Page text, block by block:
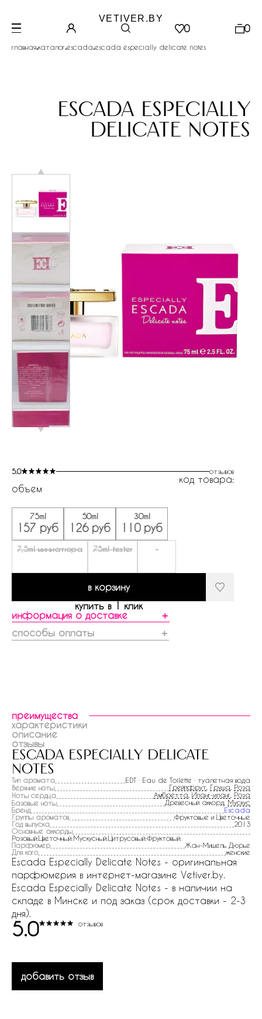
VETIVER.BY
0 0
главная.каталог.escada.escada especially delicate notes
escada especially
delicate notes
5.0 отзывов
код товара:
объем
75ml
157 руб
50ml
126 руб
30ml
110 руб
7,5ml миниатюра 75ml tester -
в корзину
купить в 1 клик
информация о доставке
＋
способы оплаты
＋
преимущества
характеристики
описание
отзывы
escada especially delicate
notes
Тип аромата
EDT · Eau de Toilette · туалетная вода
Верхние ноты
Грейпфрут Груша Роза
Ноты сердца
Амбретта Иланг-иланг Роза
Базовые ноты
Древесный аккорд, Мускус
Бренд
Escada
Группы ароматов
Фруктовые и Цветочные
Год выпуска
2013
Основные аккорды
Розовый:Цветочный:Мускусный:Цитрусовый:Фруктовый:
Парфюмер
Жан-Мишель Дюрье
Для кого
женские
Escada Especially Delicate Notes - оригинальная
парфюмерия в интернет-магазине Vetiver.by.
Escada Especially Delicate Notes - в наличии на
складе в Минске и под заказ (срок доставки - 2-3
дня).
5.0 отзывов
добавить отзыв